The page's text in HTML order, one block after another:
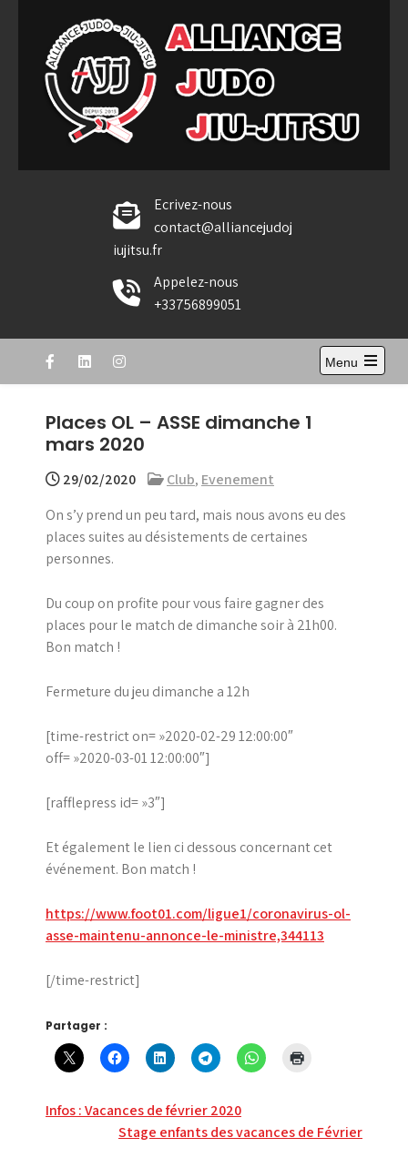
content
Alliance Judo Jiu-jitsu
Ecrivez-nous
contact@alliancejudoj
iujitsu.fr
Appelez-nous
+33756899051
Menu
Open
Places OL – ASSE dimanche 1
mars 2020
29/02/2020 Club, Evenement
On s’y prend un peu tard, mais nous avons eu des
places suites au désistements de certaines
personnes.
Du coup on profite pour vous faire gagner des
places pour le match de dimanche soir à 21h00.
Bon match !
Fermeture du jeu dimanche a 12h
[time-restrict on= »2020-02-29 12:00:00″
off= »2020-03-01 12:00:00″]
[rafflepress id= »3″]
Et également le lien ci dessous concernant cet
événement. Bon match !
https://www.foot01.com/ligue1/coronavirus-ol-
asse-maintenu-annonce-le-ministre,344113
[/time-restrict]
Partager :
Navigation
Infos : Vacances de février 2020
Stage enfants des vacances de Février